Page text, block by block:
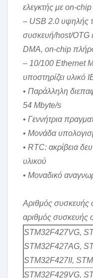
ελεγκτής με on-
– USB 2.0 υψηλής
συσκευή/host/OTG
DMA, on-chip
– 10/100 Ethernet
υποστηρίζει
• Παράλληλη
54 Mbyte/s
• Γεννήτρια
• Μονάδα
• RTC: ακρίβεια
υλικού
• Μοναδικό
Αριθμός συσκευής
αριθμός συσκευής
STM32F427VG,
STM32F427AG,
STM32F427II,
STM32F429VG,